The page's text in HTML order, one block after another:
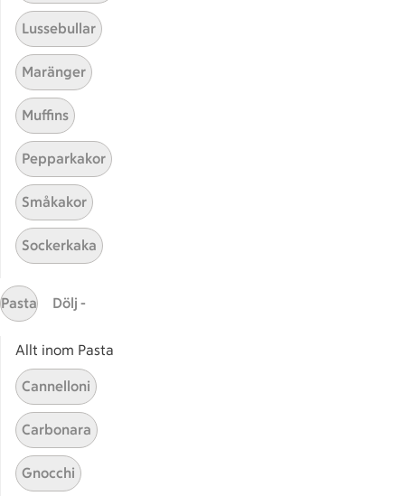
Här hittar du alla goda recept du har sparat och
Sidfot
Start
Få snabbt svar
FAQ
Lussebullar
Maränger
Muffins
Pepparkakor
Småkakor
Sockerkaka
Pasta Dölj -
Allt inom Pasta
Cannelloni
Carbonara
Gnocchi